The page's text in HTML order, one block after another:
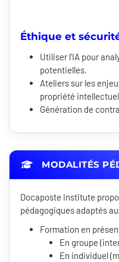
Éthique et
Utiliser l'IA pour
potentielles.
Ateliers sur les
propriété
Génération de
MODALITÉS
Docaposte Institute
pédagogiques adaptés
Formation en
En groupe
En individuel